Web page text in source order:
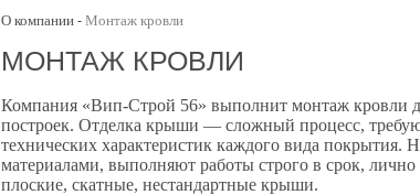
О компании - Монтаж кровли
МОНТАЖ КРОВЛИ
Компания «Вип-Строй 56» выполнит монтаж кровли
построек. Отделка крыши — сложный процесс,
технических характеристик каждого вида
материалами, выполняют работы строго в срок,
плоские, скатные, нестандартные крыши.